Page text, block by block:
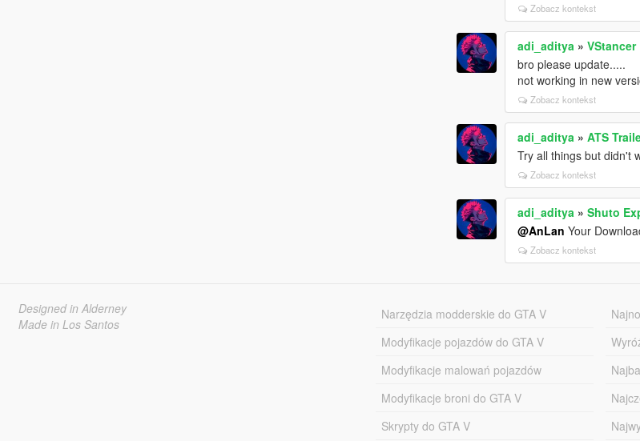
Zobacz kontekst
adi_aditya »VStancer
bro please update.....
not working in new
Zobacz kontekst
adi_aditya »ATS
Try all things but didn't
Zobacz kontekst
adi_aditya »Shuto
@AnLan Your
Zobacz kontekst
Designed in Alderney
Made in Los Santos
Narzędzia modderskie do GTA V
Modyfikacje pojazdów do GTA V
Modyfikacje malowań pojazdów
Modyfikacje broni do GTA V
Skrypty do GTA V